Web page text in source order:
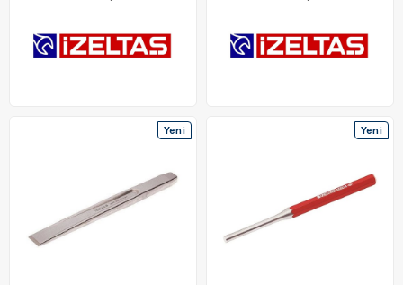
Yeni
Yeni